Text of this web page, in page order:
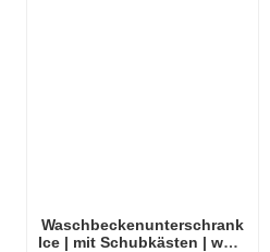
Waschbeckenunterschrank
Ice | mit Schubkästen | weiß